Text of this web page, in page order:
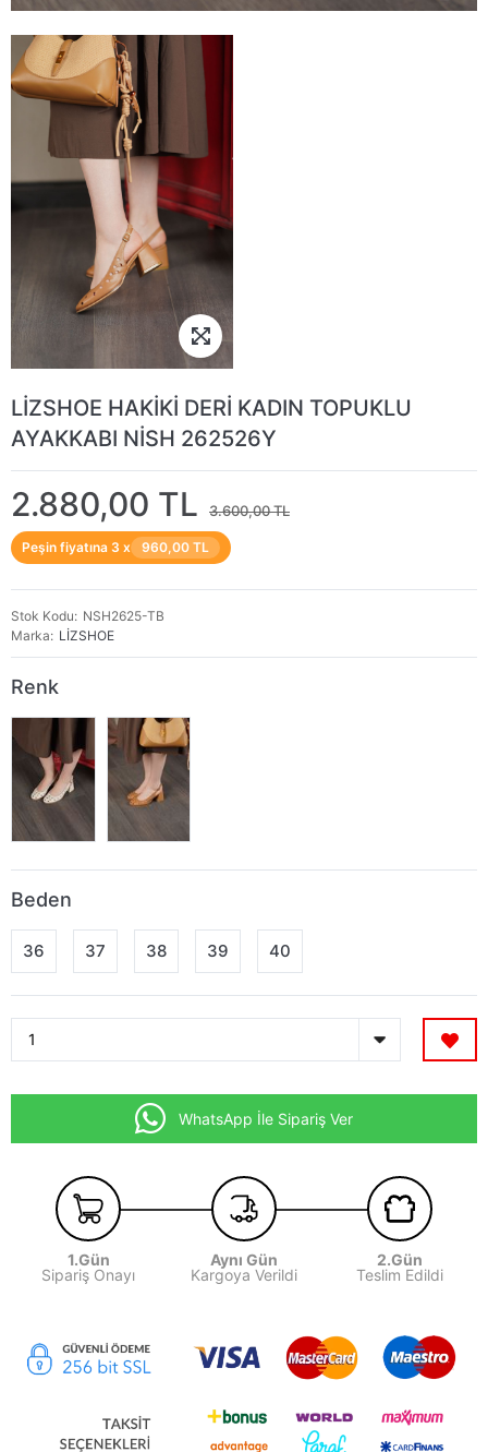
LİZSHOE HAKİKİ DERİ KADIN TOPUKLU
AYAKKABI NİSH 262526Y
2.880,00 TL 3.600,00 TL
Peşin fiyatına 3 x 960,00 TL
Stok Kodu
NSH2625-TB
Marka
LİZSHOE
Renk
Beden
36 37 38 39 40
WhatsApp İle Sipariş Ver
1.Gün
Sipariş Onayı
Aynı Gün
Kargoya Verildi
2.Gün
Teslim Edildi